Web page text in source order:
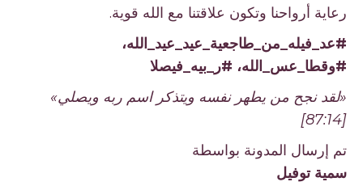
رعاية أرواحنا وتكون علاقتنا مع الله قوية.
#عد_فيله_من_طاجعية_عيد_عيد_الله،
#وقطا_عس_الله، #ر_بيه_فيصلا
«لقد نجح من يطهر نفسه ويتذكر اسم ربه ويصلي»
تم إرسال المدونة بواسطة
سمية توفيل